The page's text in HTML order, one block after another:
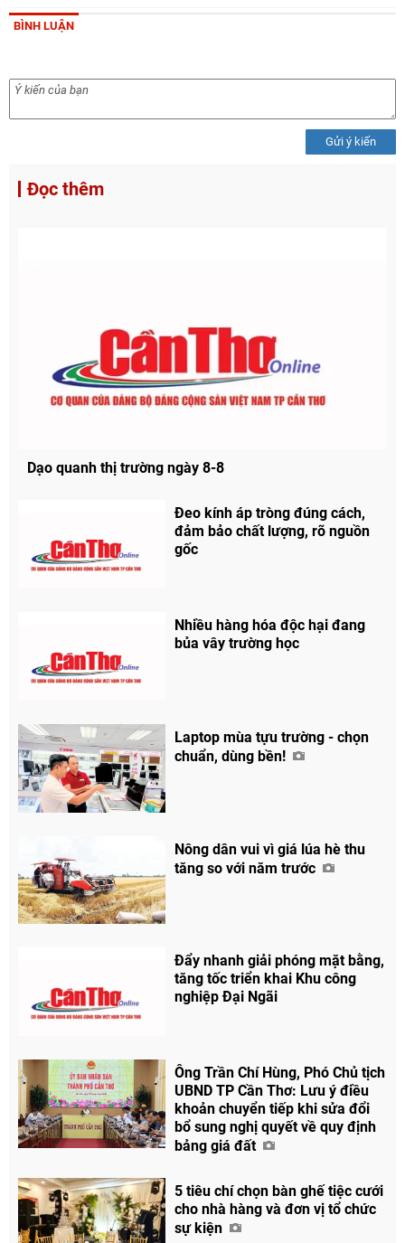
BÌNH LUẬN
Gửi ý kiến
Đọc thêm
Dạo quanh thị trường ngày 8-8
Đeo kính áp tròng đúng cách,
đảm bảo chất lượng, rõ nguồn
gốc
Nhiều hàng hóa độc hại đang
bủa vây trường học
Laptop mùa tựu trường - chọn
chuẩn, dùng bền!
Nông dân vui vì giá lúa hè thu
tăng so với năm trước
Đẩy nhanh giải phóng mặt bằng,
tăng tốc triển khai Khu công
nghiệp Đại Ngãi
Ông Trần Chí Hùng, Phó Chủ tịch
UBND TP Cần Thơ: Lưu ý điều
khoản chuyển tiếp khi sửa đổi
bổ sung nghị quyết về quy định
bảng giá đất
5 tiêu chí chọn bàn ghế tiệc cưới
cho nhà hàng và đơn vị tổ chức
sự kiện